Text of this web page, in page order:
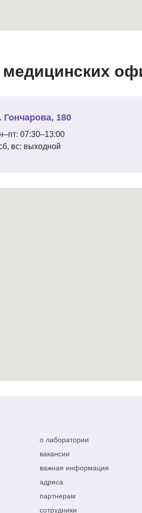
Гончарова, 180
07:30–13:00
вс: выходной
о лаборатории
вакансии
важная информация
адреса
партнерам
сотрудники